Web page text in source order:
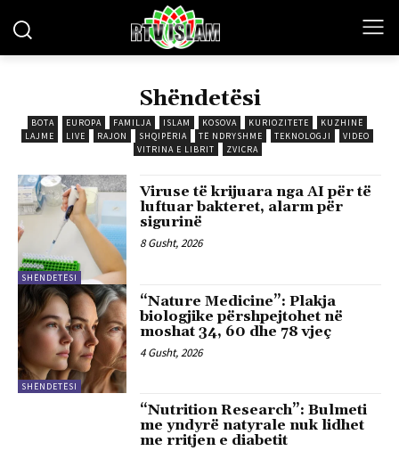
Shëndetësi
BOTA EUROPA FAMILJA ISLAM KOSOVA KURIOZITETE
KUZHINË
LAJME
LIVE RAJON SHQIPËRIA TË NDRYSHME TEKNOLOGJI
VIDEO
VITRINA E LIBRIT
ZVICRA
SHËNDETËSI
Viruse të krijuara nga AI për të
luftuar bakteret, alarm për
sigurinë
8 Gusht, 2026
SHËNDETËSI
“Nature Medicine”: Plakja
biologjike përshpejtohet në
moshat 34, 60 dhe 78 vjeç
4 Gusht, 2026
“Nutrition Research”: Bulmeti
me yndyrë natyrale nuk lidhet
me rritjen e diabetit